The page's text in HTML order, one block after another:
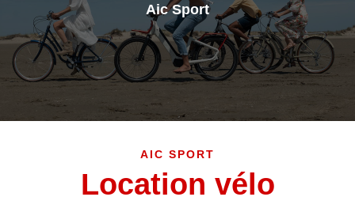
Aic Sport
AIC SPORT
Location vélo